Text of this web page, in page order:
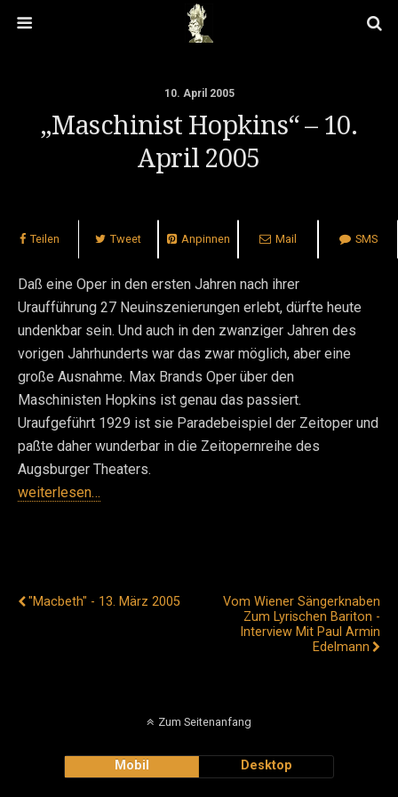
10. April 2005
„Maschinist Hopkins“ – 10.
April 2005
Teilen Tweet Anpinnen Mail SMS
Daß eine Oper in den ersten Jahren nach ihrer
Uraufführung 27 Neuinszenierungen erlebt, dürfte heute
undenkbar sein. Und auch in den zwanziger Jahren des
vorigen Jahrhunderts war das zwar möglich, aber eine
große Ausnahme. Max Brands Oper über den
Maschinisten Hopkins ist genau das passiert.
Uraufgeführt 1929 ist sie Paradebeispiel der Zeitoper und
paßte daher wunderbar in die Zeitopernreihe des
Augsburger Theaters.
weiterlesen…
"Macbeth" - 13. März 2005
Vom Wiener Sängerknaben
Zum Lyrischen Bariton -
Interview Mit Paul Armin
Edelmann
Zum Seitenanfang
Mobil Desktop